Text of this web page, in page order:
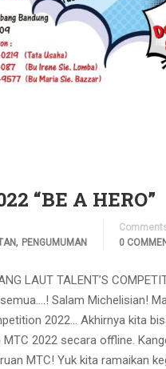
“BE A HERO”
, PENGUMUMAN
0
LAUT TALENT’S
semua….! Salam Michelisian!
2022… Akhirnya kita
MTC 2022 secara offline.
MTC! Yuk kita ramaikan